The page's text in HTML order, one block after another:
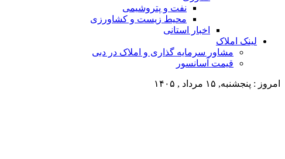
نفت و پتروشیمی
محیط زیست و کشاورزی
اخبار استانی
لینک املاک
مشاور سرمایه گذاری و املاک در دبی
قیمت آسانسور
امروز : پنجشنبه, ۱۵ مرداد , ۱۴۰۵